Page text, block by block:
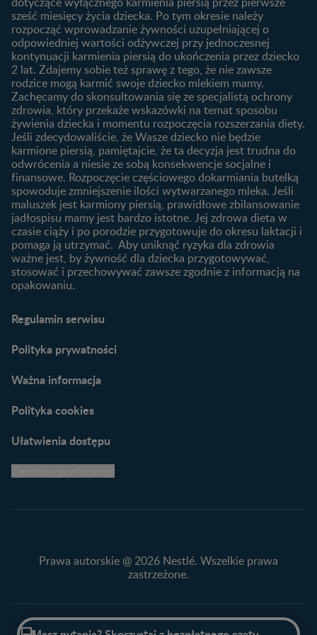
Badania przed ciążą
Planowanie urlopu
macierzyńskiego
Rozwój dziecka
Kalendarz rozwoju dziecka
Skoki rozwojowe
Ząbkowanie u niemowląt
Żywienie dziecka
10 sposobów jak poprawić
laktację
Jakie mleko następne
wybrać dla dziecka?
Jak rozszerzać dietę
niemowlaka?
Przydatne materiały dla
rodziców
Poradniki dla rodziców
Karty do zdjęć dla
Maluszka
Materiały do pobrania
Narzędzia dla rodziców
praktyczne wskazówki
sześć miesięcy życia dziecka. Po tym okresie należy
rozpocząć wprowadzanie żywności uzupełniającej o
odpowiedniej wartości odżywczej przy jednoczesnej
kontynuacji karmienia piersią do ukończenia przez dziecko
2 lat. Zdajemy sobie też sprawę z tego, że nie zawsze
rodzice mogą karmić swoje dziecko mlekiem mamy.
Zachęcamy do skonsultowania się ze specjalistą ochrony
zdrowia, który przekaże wskazówki na temat sposobu
żywienia dziecka i momentu rozpoczęcia rozszerzania diety.
Jeśli zdecydowaliście, że Wasze dziecko nie będzie
karmione piersią, pamiętajcie, że ta decyzja jest trudna do
odwrócenia a niesie ze sobą konsekwencje socjalne i
finansowe. Rozpoczęcie częściowego dokarmiania butelką
spowoduje zmniejszenie ilości wytwarzanego mleka. Jeśli
maluszek jest karmiony piersią, prawidłowe zbilansowanie
jadłospisu mamy jest bardzo istotne. Jej zdrowa dieta w
czasie ciąży i po porodzie przygotowuje do okresu laktacji i
pomaga ją utrzymać. Aby uniknąć ryzyka dla zdrowia
ważne jest, by żywność dla dziecka przygotowywać,
stosować i przechowywać zawsze zgodnie z informacją na
opakowaniu.
Regulamin serwisu
Polityka prywatności
Ważna informacja
Polityka cookies
Ułatwienia dostępu
Prawa autorskie @ 2026 Nestlé. Wszelkie prawa
zastrzeżone.